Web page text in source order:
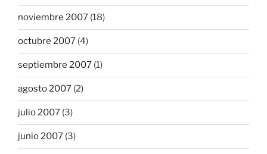
noviembre 2007 (18)
octubre 2007 (4)
septiembre 2007 (1)
agosto 2007 (2)
julio 2007 (3)
junio 2007 (3)